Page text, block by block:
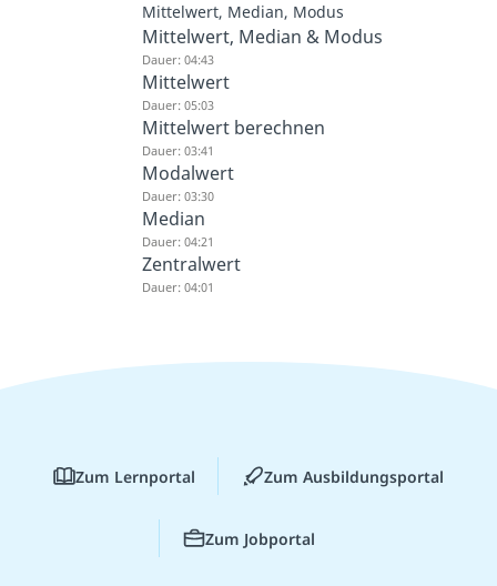
Mittelwert, Median, Modus
Mittelwert, Median & Modus
Dauer: 04:43
Mittelwert
Dauer: 05:03
Mittelwert berechnen
Dauer: 03:41
Modalwert
Dauer: 03:30
Median
Dauer: 04:21
Zentralwert
Dauer: 04:01
Zum Lernportal Zum Ausbildungsportal
Zum Jobportal